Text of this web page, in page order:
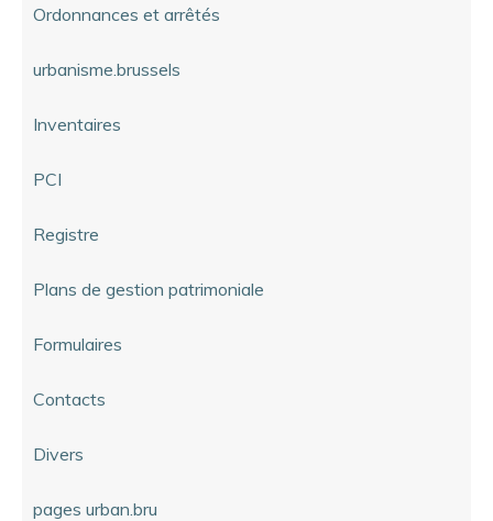
Ordonnances et arrêtés
urbanisme.brussels
Inventaires
PCI
Registre
Plans de gestion patrimoniale
Formulaires
Contacts
Divers
pages urban.bru